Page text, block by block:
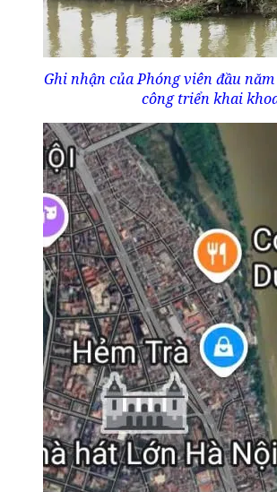
Ghi nhận của Phóng viên đầu
công triển khai